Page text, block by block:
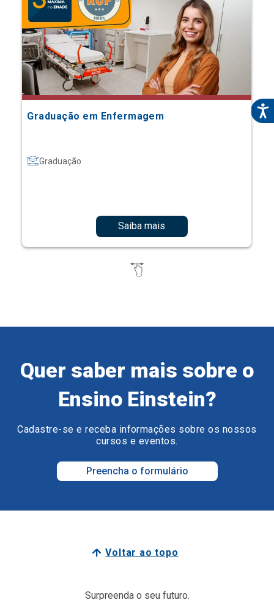
Graduação em Enfermagem
Graduação
Saiba mais
Quer saber mais sobre o
Ensino Einstein?
Cadastre-se e receba informações sobre os nossos
cursos e eventos.
Preencha o formulário
Voltar ao topo
Surpreenda o seu futuro.